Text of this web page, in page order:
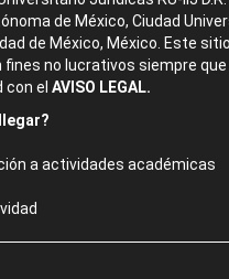
de México, Ciudad
de México, México. Este
fines no lucrativos siempre
el AVISO LEGAL.
a actividades académicas